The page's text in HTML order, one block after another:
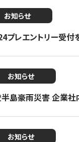
お知らせ
レエントリー受付
お知らせ
島豪雨災害 企業社
お知らせ